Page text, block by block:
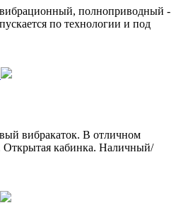
полноприводный -
по технологии и под
вибракаток. В отличном
Открытая кабинка. Наличный/